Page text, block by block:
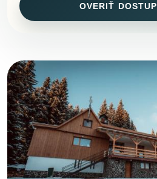
OVERIŤ